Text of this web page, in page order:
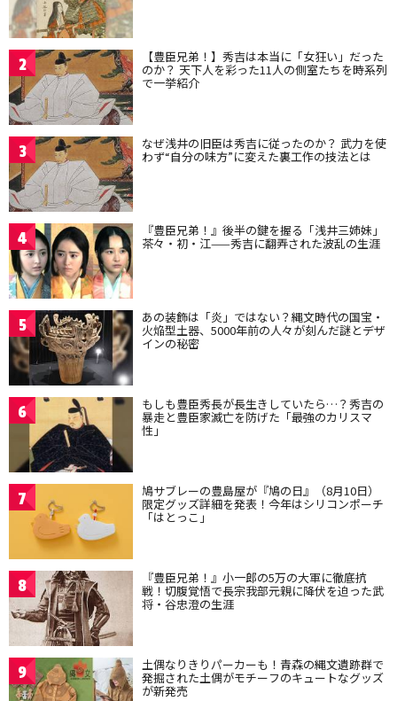
2 【豊臣兄弟！】秀吉は本当に「女狂い」だった
のか？ 天下人を彩った11人の側室たちを時系列
で一挙紹介
3 なぜ浅井の旧臣は秀吉に従ったのか？ 武力を使
わず“自分の味方”に変えた裏工作の技法とは
4 『豊臣兄弟！』後半の鍵を握る「浅井三姉妹」
茶々・初・江——秀吉に翻弄された波乱の生涯
5 あの装飾は「炎」ではない？縄文時代の国宝・
火焔型土器、5000年前の人々が刻んだ謎とデザ
インの秘密
6 もしも豊臣秀長が長生きしていたら…？秀吉の
暴走と豊臣家滅亡を防げた「最強のカリスマ
性」
7 鳩サブレーの豊島屋が『鳩の日』（8月10日）
限定グッズ詳細を発表！今年はシリコンポーチ
「はとっこ」
8 『豊臣兄弟！』小一郎の5万の大軍に徹底抗
戦！切腹覚悟で長宗我部元親に降伏を迫った武
将・谷忠澄の生涯
9 土偶なりきりパーカーも！青森の縄文遺跡群で
発掘された土偶がモチーフのキュートなグッズ
が新発売